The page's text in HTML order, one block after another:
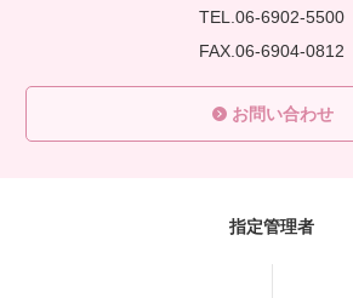
TEL.06-6902-5500
FAX.06-6904-0812
お問い合わせ
指定管理者